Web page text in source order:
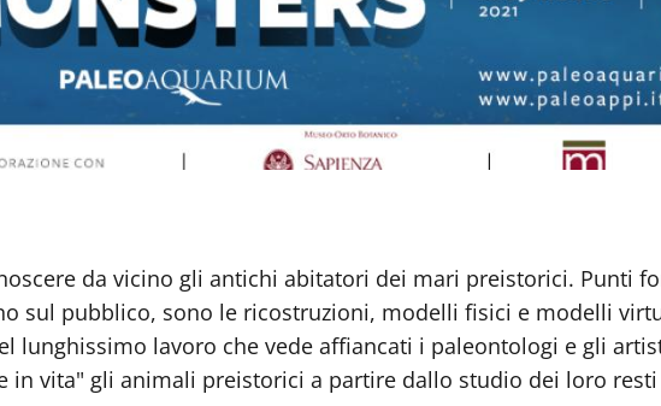
da vicino gli antichi abitatori dei mari preistorici. Punti
sul pubblico, sono le ricostruzioni, modelli fisici e modelli
lunghissimo lavoro che vede affiancati i paleontologi e gli
in vita" gli animali preistorici a partire dallo studio dei loro